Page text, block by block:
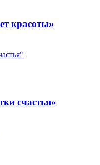
красоты»
счастья»